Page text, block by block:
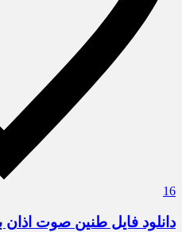
16
دانلود فایل طنین صوت اذان با